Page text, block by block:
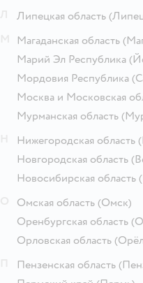
Липецкая область
Магаданская область
Марий Эл Республика
Мордовия Республика
Москва и Московская
Мурманская область
Нижегородская область
Новгородская область
Новосибирская область
Омская область (Омск)
Оренбургская область
Орловская область
Пензенская область